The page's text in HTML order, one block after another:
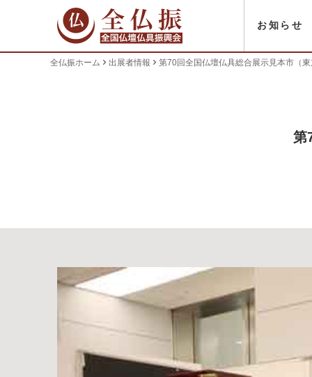
お知らせ
全仏振ホーム 出展者情報 第70回全国仏壇仏具総合展示見本市（
第